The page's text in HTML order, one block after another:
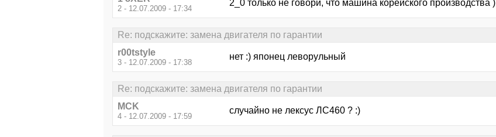
2 - 12.07.2009 - 17:34
2_0 только не говори, что машина корейского производства )
Re: подскажите: замена двигателя по гарантии
r00tstyle
3 - 12.07.2009 - 17:38
нет :) японец леворульный
Re: подскажите: замена двигателя по гарантии
MCK
4 - 12.07.2009 - 17:59
случайно не лексус ЛС460 ? :)